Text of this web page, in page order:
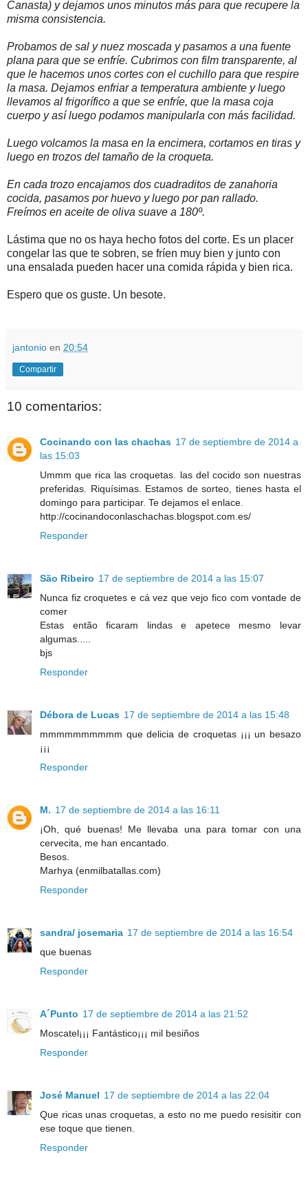
Canasta) y dejamos unos minutos más para que recupere la
misma consistencia.
Probamos de sal y nuez moscada y pasamos a una fuente
plana para que se enfríe. Cubrimos con film transparente, al
que le hacemos unos cortes con el cuchillo para que respire
la masa. Dejamos enfriar a temperatura ambiente y luego
llevamos al frigorífico a que se enfríe, que la masa coja
cuerpo y así luego podamos manipularla con más facilidad.
Luego volcamos la masa en la encimera, cortamos en tiras y
luego en trozos del tamaño de la croqueta.
En cada trozo encajamos dos cuadraditos de zanahoria
cocida, pasamos por huevo y luego por pan rallado.
Freímos en aceite de oliva suave a 180º.
Lástima que no os haya hecho fotos del corte. Es un placer
congelar las que te sobren, se fríen muy bien y junto con
una ensalada pueden hacer una comida rápida y bien rica.
Espero que os guste. Un besote.
jantonio en 20:54
Compartir
10 comentarios:
Cocinando con las chachas 17 de septiembre de 2014 a
las 15:03
Ummm que rica las croquetas. las del cocido son nuestras
preferidas. Riquísimas. Estamos de sorteo, tienes hasta el
domingo para participar. Te dejamos el enlace.
http://cocinandoconlaschachas.blogspot.com.es/
Responder
São Ribeiro 17 de septiembre de 2014 a las 15:07
Nunca fiz croquetes e cá vez que vejo fico com vontade de
comer
Estas então ficaram lindas e apetece mesmo levar
algumas.....
bjs
Responder
Débora de Lucas 17 de septiembre de 2014 a las 15:48
mmmmmmmmmm que delicia de croquetas ¡¡¡ un besazo
¡¡¡
Responder
M. 17 de septiembre de 2014 a las 16:11
¡Oh, qué buenas! Me llevaba una para tomar con una
cervecita, me han encantado.
Besos.
Marhya (enmilbatallas.com)
Responder
sandra/ josemaria 17 de septiembre de 2014 a las 16:54
que buenas
Responder
A´Punto 17 de septiembre de 2014 a las 21:52
Moscatel¡¡¡ Fantástico¡¡¡ mil besiños
Responder
José Manuel 17 de septiembre de 2014 a las 22:04
Que ricas unas croquetas, a esto no me puedo resisitir con
ese toque que tienen.
Responder